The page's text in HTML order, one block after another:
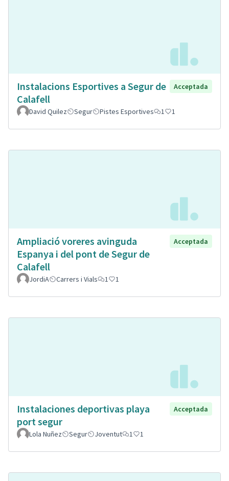
Instalacions Esportives a Segur de
Calafell
Acceptada
David Quilez Segur Pistes Esportives 1 1
Ampliació voreres avinguda
Espanya i del pont de Segur de
Calafell
Acceptada
JordiA Carrers i Vials 1 1
Instalaciones deportivas playa
port segur
Acceptada
Lola Nuñez Segur Joventut 1 1